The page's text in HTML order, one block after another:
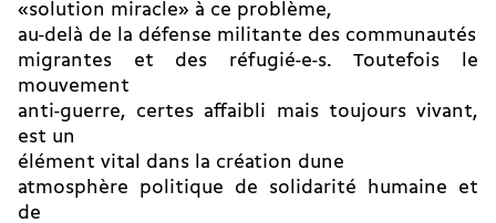
«solution miracle» à ce problème,
au-delà de la défense militante des communautés
migrantes et des réfugié-e-s. Toutefois le
mouvement
anti-guerre, certes affaibli mais toujours vivant,
est un
élément vital dans la création dune
atmosphère politique de solidarité humaine et
de